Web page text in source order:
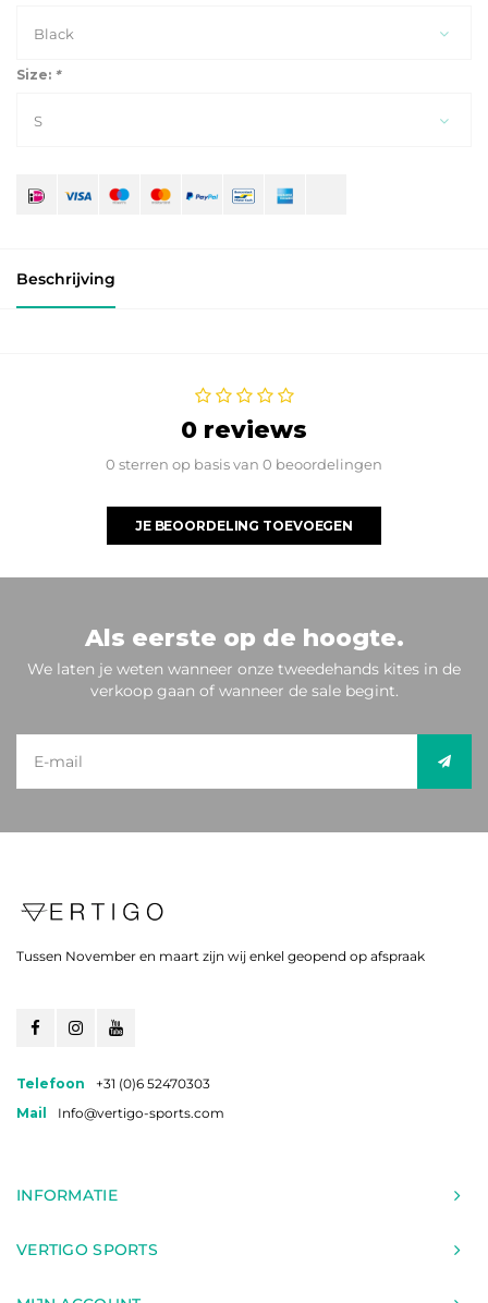
Black
Size: *
S
Beschrijving
0 reviews
0 sterren op basis van 0 beoordelingen
JE BEOORDELING TOEVOEGEN
Als eerste op de hoogte.
We laten je weten wanneer onze tweedehands kites in de
verkoop gaan of wanneer de sale begint.
Tussen November en maart zijn wij enkel geopend op afspraak
Telefoon
+31 (0)6 52470303
Mail
Info@vertigo-sports.com
INFORMATIE
VERTIGO SPORTS